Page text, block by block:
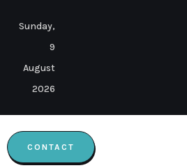
Sunday,
9
August
2026
CONTACT